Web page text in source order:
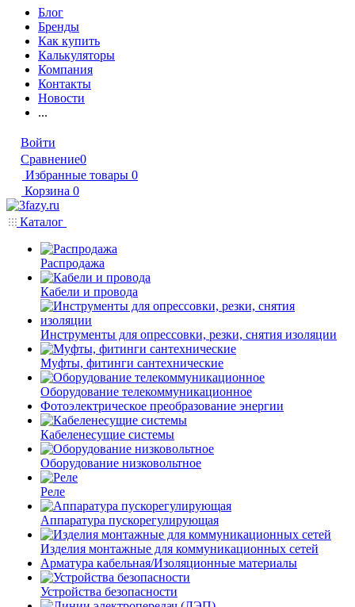
Блог
Бренды
Как купить
Калькуляторы
Компания
Контакты
Новости
...
Войти
Сравнение0
Избранные товары 0
Корзина 0
Каталог
Распродажа
Кабели и провода
Инструменты для опрессовки, резки, снятия изоляции
Муфты, фитинги сантехнические
Оборудование телекоммуникационное
Фотоэлектрическое преобразование энергии
Кабеленесущие системы
Оборудование низковольтное
Реле
Аппаратура пускорегулирующая
Изделия монтажные для коммуникационных сетей
Арматура кабельная/Изоляционные материалы
Устройства безопасности